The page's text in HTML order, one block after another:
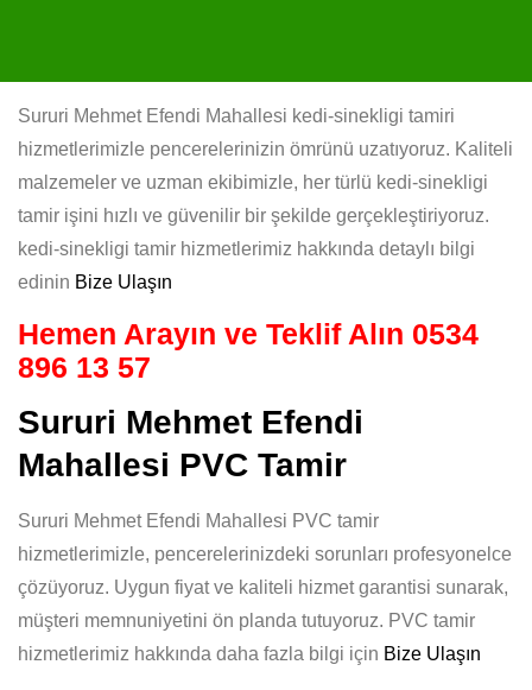
Sururi Mehmet Efendi Mahallesi kedi-sinekligi tamiri
hizmetlerimizle pencerelerinizin ömrünü uzatıyoruz. Kaliteli
malzemeler ve uzman ekibimizle, her türlü kedi-sinekligi
tamir işini hızlı ve güvenilir bir şekilde gerçekleştiriyoruz.
kedi-sinekligi tamir hizmetlerimiz hakkında detaylı bilgi
edinin Bize Ulaşın
Hemen Arayın ve Teklif Alın 0534
896 13 57
Sururi Mehmet Efendi
Mahallesi PVC Tamir
Sururi Mehmet Efendi Mahallesi PVC tamir
hizmetlerimizle, pencerelerinizdeki sorunları profesyonelce
çözüyoruz. Uygun fiyat ve kaliteli hizmet garantisi sunarak,
müşteri memnuniyetini ön planda tutuyoruz. PVC tamir
hizmetlerimiz hakkında daha fazla bilgi için Bize Ulaşın